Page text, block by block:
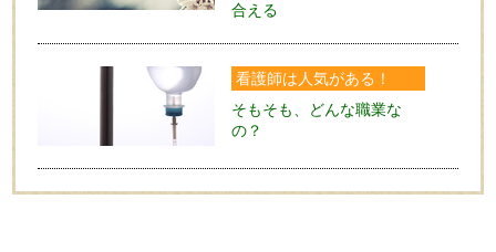
合える
看護師は人気がある！
そもそも、どんな職業な
の？